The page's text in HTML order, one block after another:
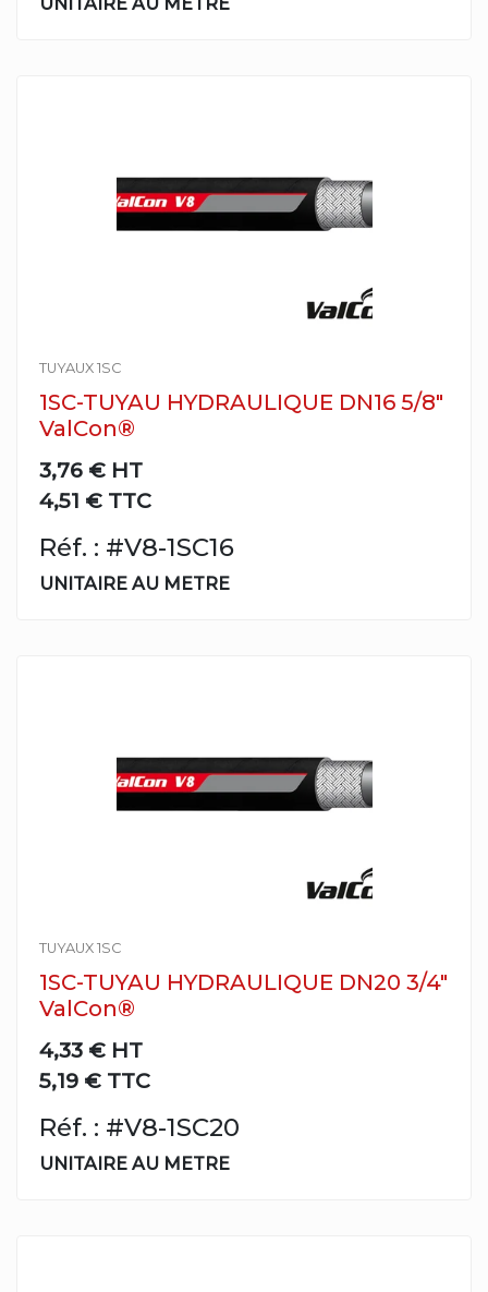
TUYAUX 1SC
1SC-TUYAU HYDRAULIQUE DN16 5/8"
ValCon®
3,76 € HT
4,51 € TTC
Réf. : #V8-1SC16
UNITAIRE AU METRE
TUYAUX 1SC
1SC-TUYAU HYDRAULIQUE DN20 3/4"
ValCon®
4,33 € HT
5,19 € TTC
Réf. : #V8-1SC20
UNITAIRE AU METRE